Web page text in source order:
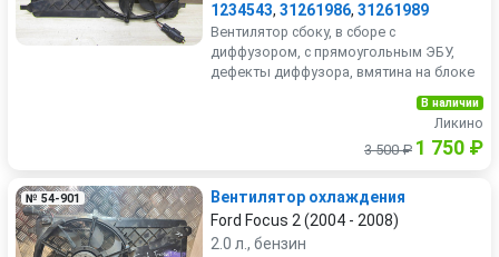
1234543, 31261986, 31261989
Вентилятор сбоку, в сборе с
диффузором, с прямоугольным ЭБУ,
дефекты диффузора, вмятина на блоке
В наличии
Ликино
3 500 ₽ 1 750 ₽
№ 54-901
Вентилятор охлаждения
Ford Focus 2 (2004 - 2008)
2.0 л., бензин